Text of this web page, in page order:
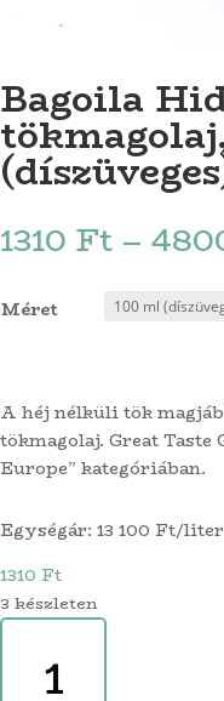
Bagoila
1310 Ft –
Méret
A héj nélküli tök
tökmagolaj. Great Taste
Europe” kategóriában.
Egységár: 13 100 Ft/liter
1310 Ft
3 készleten
Bagoila
Hidegen
sajtolt